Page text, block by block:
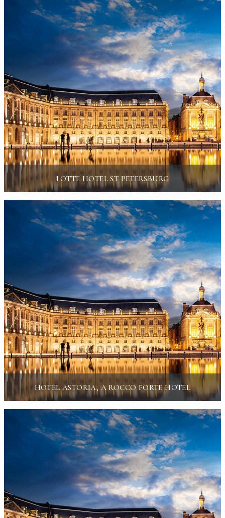
LOTTE HOTEL ST PETERSBURG
HOTEL ASTORIA, A ROCCO FORTE HOTEL